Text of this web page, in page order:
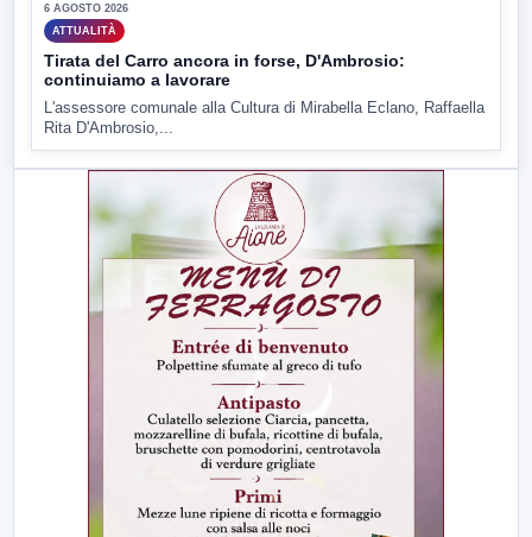
6 AGOSTO 2026
ATTUALITÀ
Tirata del Carro ancora in forse, D'Ambrosio:
continuiamo a lavorare
L'assessore comunale alla Cultura di Mirabella Eclano, Raffaella
Rita D'Ambrosio,...